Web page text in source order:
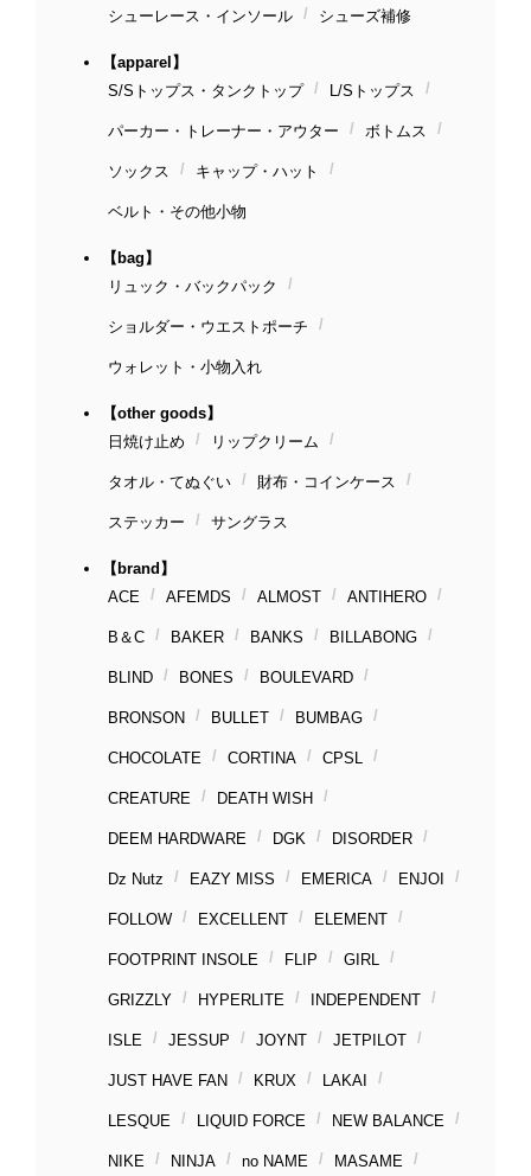
シューレース・インソール シューズ補修
【apparel】
S/Sトップス・タンクトップ
L/Sトップス
パーカー・トレーナー・アウター ボトムス
ソックス キャップ・ハット
ベルト・その他小物
【bag】
リュック・バックパック
ショルダー・ウエストポーチ
ウォレット・小物入れ
【other goods】
日焼け止め
リップクリーム
タオル・てぬぐい 財布・コインケース
ステッカー サングラス
【brand】
ACE
AFEMDS ALMOST ANTIHERO
B＆C BAKER BANKS BILLABONG
BLIND BONES BOULEVARD
BRONSON BULLET BUMBAG
CHOCOLATE CORTINA CPSL
CREATURE DEATH WISH
DEEM HARDWARE DGK DISORDER
Dz Nutz EAZY MISS EMERICA ENJOI
FOLLOW EXCELLENT ELEMENT
FOOTPRINT INSOLE FLIP GIRL
GRIZZLY HYPERLITE INDEPENDENT
ISLE JESSUP JOYNT JETPILOT
JUST HAVE FAN KRUX LAKAI
LESQUE LIQUID FORCE NEW BALANCE
NIKE NINJA no NAME MASAME